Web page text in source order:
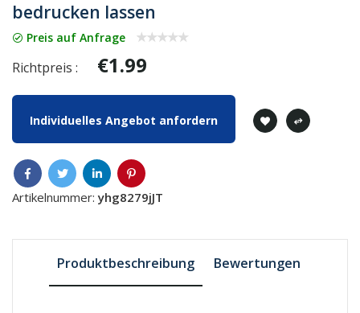
bedrucken lassen
Preis auf Anfrage
Richtpreis : €1.99
Individuelles Angebot anfordern
Artikelnummer:yhg8279jJT
Produktbeschreibung Bewertungen